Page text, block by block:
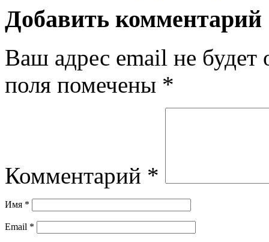
Добавить комментарий
Ваш адрес email не будет
поля помечены *
Комментарий *
Имя *
Email *